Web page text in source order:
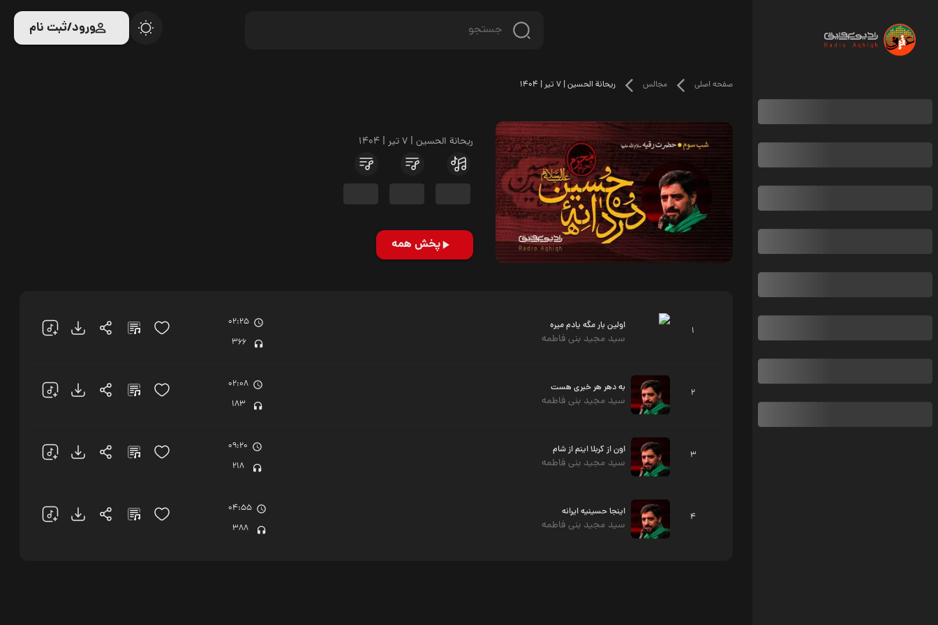
ورود/ثبت نام
صفحه اصلی مجالس ریحانة الحسین | 7 تیر | 1404
ریحانة الحسین | 7 تیر | 1404
پخش همه
1 اولین بار مگه یادم میره
سید مجید بنی فاطمه
02:25
366
2 به دهر هر خبری هست
سید مجید بنی فاطمه
02:08
183
3 اون از کربلا اینم از شام
سید مجید بنی فاطمه
09:20
218
4 اینجا حسینیه ایرانه
سید مجید بنی فاطمه
04:55
388